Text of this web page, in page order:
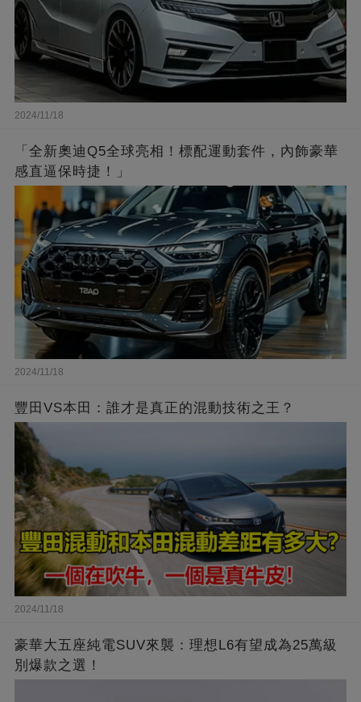
2024/11/18
「全新奧迪Q5全球亮相！標配運動套件，內飾豪華
感直逼保時捷！」
2024/11/18
豐田VS本田：誰才是真正的混動技術之王？
2024/11/18
豪華大五座純電SUV來襲：理想L6有望成為25萬級
別爆款之選！